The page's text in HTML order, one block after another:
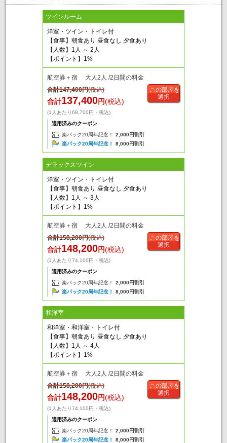
ツインルーム
洋室・ツイン・トイレ付
【食事】朝食あり 昼食なし 夕食あり
【人数】1人 ～ 2人
【ポイント】1%
航空券＋宿 大人2人 /2日間の料金
合計147,400円(税込)
合計137,400円(税込)
(1人あたり68,700円・税込)
適用済みのクーポン
楽パック20周年記念！
2,000円割引
楽パック20周年記念！
8,000円割引
この部屋を
選択
デラックスツイン
洋室・ツイン・トイレ付
【食事】朝食あり 昼食なし 夕食あり
【人数】1人 ～ 3人
【ポイント】1%
航空券＋宿 大人2人 /2日間の料金
合計158,200円(税込)
合計148,200円(税込)
(1人あたり74,100円・税込)
適用済みのクーポン
楽パック20周年記念！
2,000円割引
楽パック20周年記念！
8,000円割引
この部屋を
選択
和洋室
和洋室・和洋室・トイレ付
【食事】朝食あり 昼食なし 夕食あり
【人数】1人 ～ 4人
【ポイント】1%
航空券＋宿 大人2人 /2日間の料金
合計158,200円(税込)
合計148,200円(税込)
(1人あたり74,100円・税込)
適用済みのクーポン
楽パック20周年記念！
2,000円割引
楽パック20周年記念！
8,000円割引
この部屋を
選択